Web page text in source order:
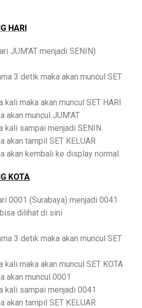
HARI
JUM’AT menjadi SENIN)
3 detik maka akan muncul SET
maka akan muncul SET HARI
akan muncul JUM’AT
sampai menjadi SENIN
akan tampil SET KELUAR
akan kembali ke display normal.
KOTA
0001 (Surabaya) menjadi 0041
dilihat di sini
3 detik maka akan muncul SET
maka akan muncul SET KOTA
akan muncul 0001
kali sampai menjadi 0041
akan tampil SET KELUAR